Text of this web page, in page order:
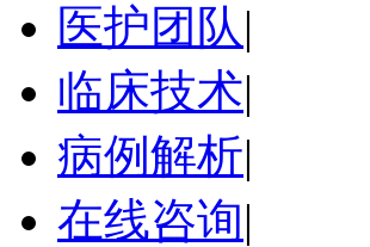
医护团队|
临床技术|
病例解析|
在线咨询|